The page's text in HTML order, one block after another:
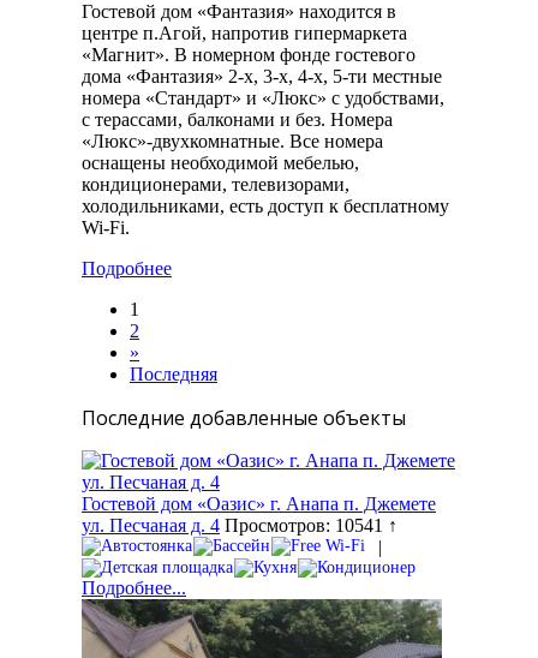
Гостевой дом «Фантазия» находится в
центре п.Агой, напротив гипермаркета
«Магнит». В номерном фонде гостевого
дома «Фантазия» 2-х, 3-х, 4-х, 5-ти местные
номера «Стандарт» и «Люкс» с удобствами,
с терассами, балконами и без. Номера
«Люкс»-двухкомнатные. Все номера
оснащены необходимой мебелью,
кондиционерами, телевизорами,
холодильниками, есть доступ к бесплатному
Wi-Fi.
Подробнее
1
2
»
Последняя
Последние добавленные объекты
Гостевой дом «Оазис» г. Анапа п. Джемете
ул. Песчаная д. 4 Просмотров: 10541 ↑
|
Подробнее...